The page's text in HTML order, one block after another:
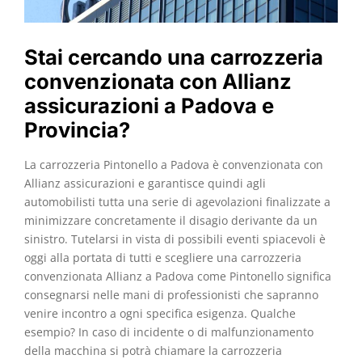
Stai cercando una carrozzeria
convenzionata con Allianz
assicurazioni a Padova e
Provincia?
La carrozzeria Pintonello a Padova è convenzionata con
Allianz assicurazioni e garantisce quindi agli
automobilisti tutta una serie di agevolazioni finalizzate a
minimizzare concretamente il disagio derivante da un
sinistro. Tutelarsi in vista di possibili eventi spiacevoli è
oggi alla portata di tutti e scegliere una carrozzeria
convenzionata Allianz a Padova come Pintonello significa
consegnarsi nelle mani di professionisti che sapranno
venire incontro a ogni specifica esigenza. Qualche
esempio? In caso di incidente o di malfunzionamento
della macchina si potrà chiamare la carrozzeria